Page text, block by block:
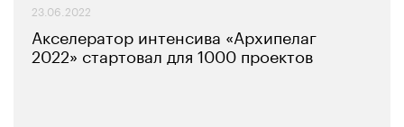
23.06.2022
Акселератор интенсива «Архипелаг
2022» стартовал для 1000 проектов